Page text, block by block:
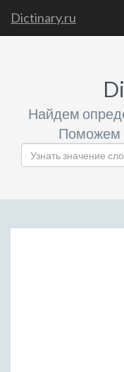
Dictinary.ru
Найдем
Поможем